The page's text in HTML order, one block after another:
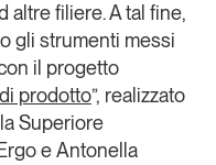
altre filiere. A tal fine,
gli strumenti messi
il progetto
prodotto”, realizzato
Superiore
ErgoeAntonella